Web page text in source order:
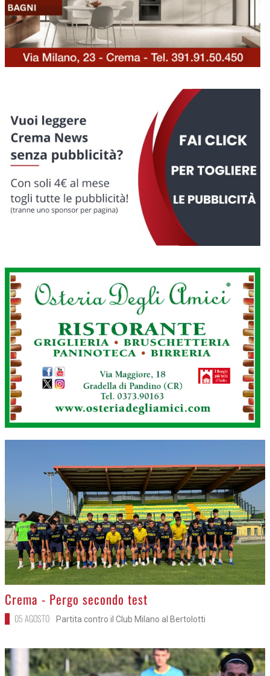
>
Crema - Pergo secondo test
05 AGOSTO Partita contro il Club Milano al Bertolotti